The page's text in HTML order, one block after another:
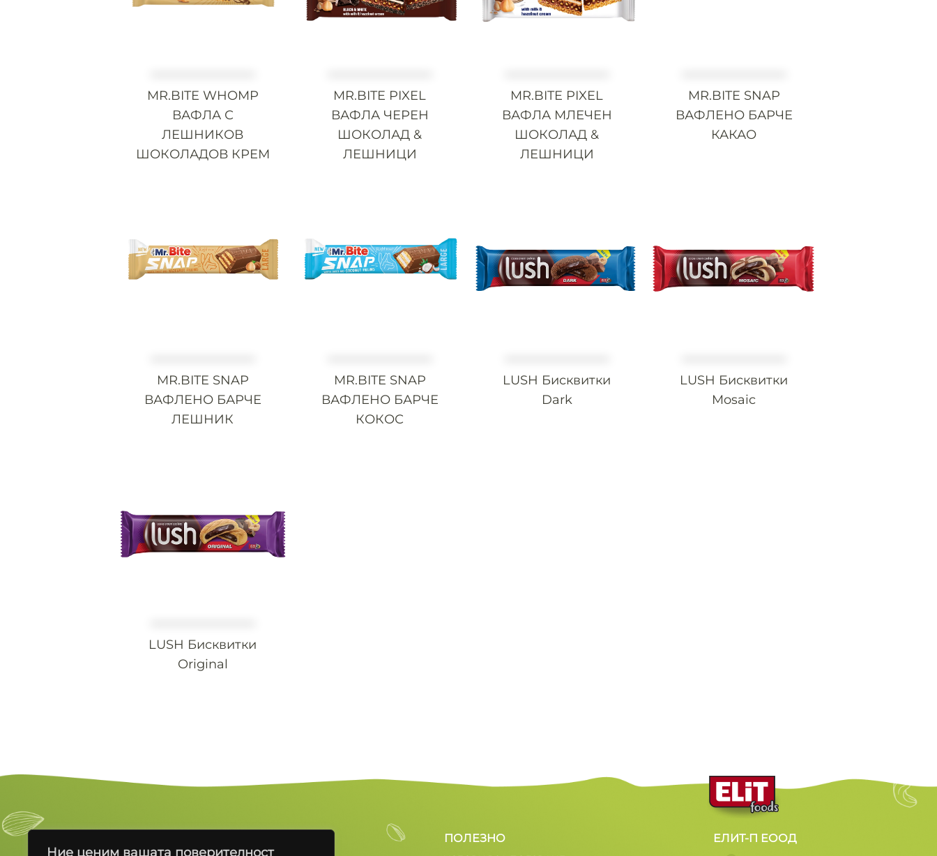
Ние ценим вашата поверителност
MR.BITE WHOMP
ВАФЛА С
ЛЕШНИКОВ
ШОКОЛАДОВ КРЕМ
MR.BITE PIXEL
ВАФЛА ЧЕРЕН
ШОКОЛАД &
ЛЕШНИЦИ
MR.BITE PIXEL
ВАФЛА МЛЕЧЕН
ШОКОЛАД &
ЛЕШНИЦИ
MR.BITE SNAP
ВАФЛЕНО БАРЧЕ
КАКАО
MR.BITE SNAP
ВАФЛЕНО БАРЧЕ
ЛЕШНИК
MR.BITE SNAP
ВАФЛЕНО БАРЧЕ
КОКОС
LUSH Бисквитки
Dark
LUSH Бисквитки
Mosaic
LUSH Бисквитки
Original
ПОЛЕЗНО ЕЛИТ-П ЕООД